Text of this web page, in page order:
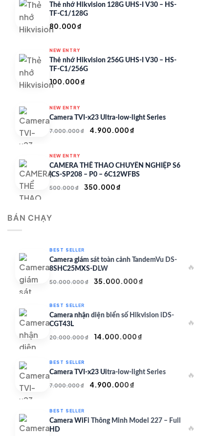
Thẻ nhớ Hikvision 128G UHS-I V30 – HS-
TF-C1/128G
80.000₫
NEW ENTRY
Thẻ nhớ Hikvision 256G UHS-I V30 – HS-
TF-C1/256G
100.000₫
NEW ENTRY
Camera TVI-x23 Ultra-low-light Series
7.000.000₫
Giá
7.000.000 ₫.
4.900.000₫
là:
4.900.000 ₫.
NEW ENTRY
CAMERA THỂ THAO CHUYÊN NGHIỆP S6
(CS-SP208 – P0 – 6C12WFBS
500.000₫
Giá
350.000₫
BÁN CHẠY
BEST SELLER
Camera giám sát toàn cảnh TandemVu DS-
8SHC25MXS-DLW
50.000.000₫
Giá
50.000.000 ₫.
35.000.000₫
là:
35.000.000 ₫.
🔥
BEST SELLER
Camera nhận diện biển số Hikvision iDS-
CGT43L
20.000.000₫
Giá
20.000.000 ₫.
14.000.000₫
là:
14.000.000 ₫.
🔥
BEST SELLER
Camera TVI-x23 Ultra-low-light Series
7.000.000₫
Giá
7.000.000 ₫.
4.900.000₫
là:
🔥
BEST SELLER
Camera WiFi Thông Minh Model 227 – Full
HD
🔥